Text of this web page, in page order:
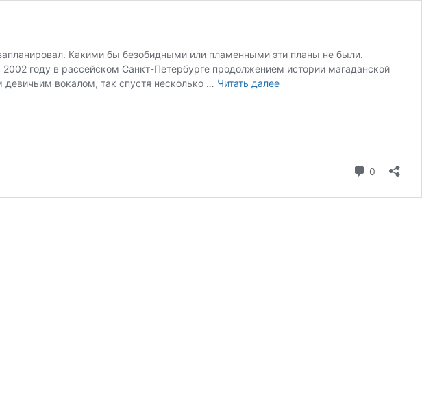
Какими бы безобидными или пламенными эти планы не были.
году в рассейском Санкт-Петербурге продолжением истории магаданской
вокалом, так спустя несколько … Читать далееThe
0